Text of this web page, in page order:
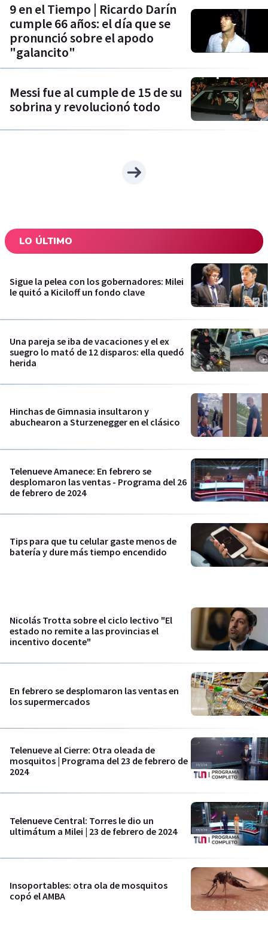
9 en el Tiempo | Ricardo Darín
cumple 66 años: el día que se
pronunció sobre el apodo
"galancito"
Messi fue al cumple de 15 de su
sobrina y revolucionó todo
LO ÚLTIMO
Sigue la pelea con los gobernadores: Milei
le quitó a Kiciloff un fondo clave
Una pareja se iba de vacaciones y el ex
suegro lo mató de 12 disparos: ella quedó
herida
Hinchas de Gimnasia insultaron y
abuchearon a Sturzenegger en el clásico
Telenueve Amanece: En febrero se
desplomaron las ventas - Programa del 26
de febrero de 2024
Tips para que tu celular gaste menos de
batería y dure más tiempo encendido
Nicolás Trotta sobre el ciclo lectivo "El
estado no remite a las provincias el
incentivo docente"
En febrero se desplomaron las ventas en
los supermercados
Telenueve al Cierre: Otra oleada de
mosquitos | Programa del 23 de febrero de
2024
Telenueve Central: Torres le dio un
ultimátum a Milei | 23 de febrero de 2024
Insoportables: otra ola de mosquitos
copó el AMBA